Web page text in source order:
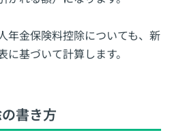
年金保険料控除についても、新
基づいて計算します。
書き方